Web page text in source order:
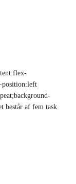
position:left
består af fem task